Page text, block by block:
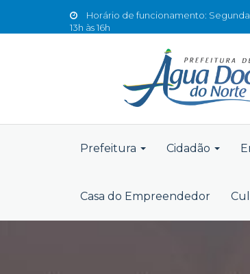
Horário de funcionamento: Segunda
13h às 16h
Prefeitura Cidadão
Casa do Empreendedor